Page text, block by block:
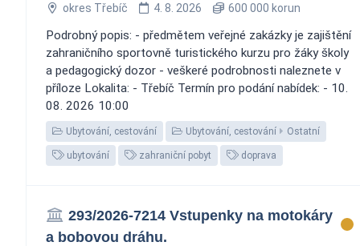
okres Třebíč 4. 8. 2026 600 000 korun
Podrobný popis: - předmětem veřejné zakázky je zajištění
zahraničního sportovně turistického kurzu pro žáky školy
a pedagogický dozor - veškeré podrobnosti naleznete v
příloze Lokalita: - Třebíč Termín pro podání nabídek: - 10.
08. 2026 10:00
Ubytování, cestování Ubytování, cestování Ostatní
ubytování zahraniční pobyt doprava
293/2026-7214 Vstupenky na motokáry
a bobovou dráhu.